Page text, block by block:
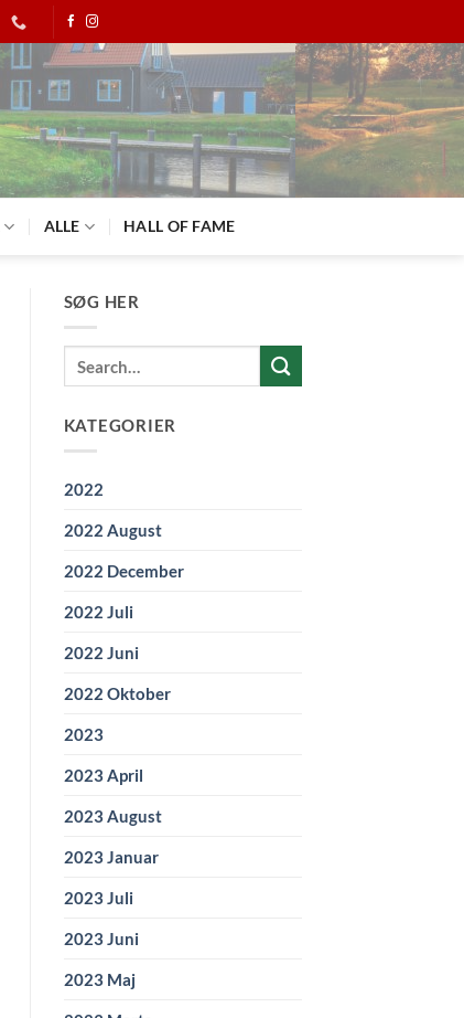
ALLE HALL OF FAME
SØG HER
KATEGORIER
2022
2022 August
2022 December
2022 Juli
2022 Juni
2022 Oktober
2023
2023 April
2023 August
2023 Januar
2023 Juli
2023 Juni
2023 Maj